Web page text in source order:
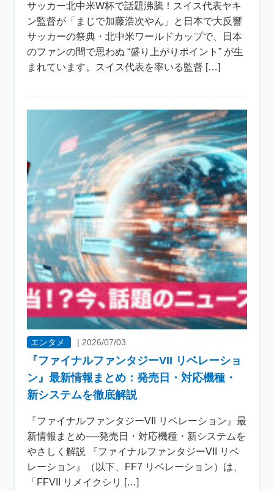
サッカー北中米W杯で話題沸騰！スイス代表ヤキ
ン監督が「まじで加藤浩次やん」と日本で大反響
サッカーの祭典・北中米ワールドカップで、日本
のファンの間で思わぬ “盛り上がりポイント” が生
まれています。スイス代表を率いる監督 […]
エンタメ |2026/07/03
『ファイナルファンタジーVII リベレーショ
ン』最新情報まとめ：発売日・対応機種・
新システムを徹底解説
『ファイナルファンタジーVII リベレーション』最
新情報まとめ──発売日・対応機種・新システムを
やさしく解説 『ファイナルファンタジーVII リベ
レーション』（以下、FF7 リベレーション）は、
「FFVII リメイクシリ […]